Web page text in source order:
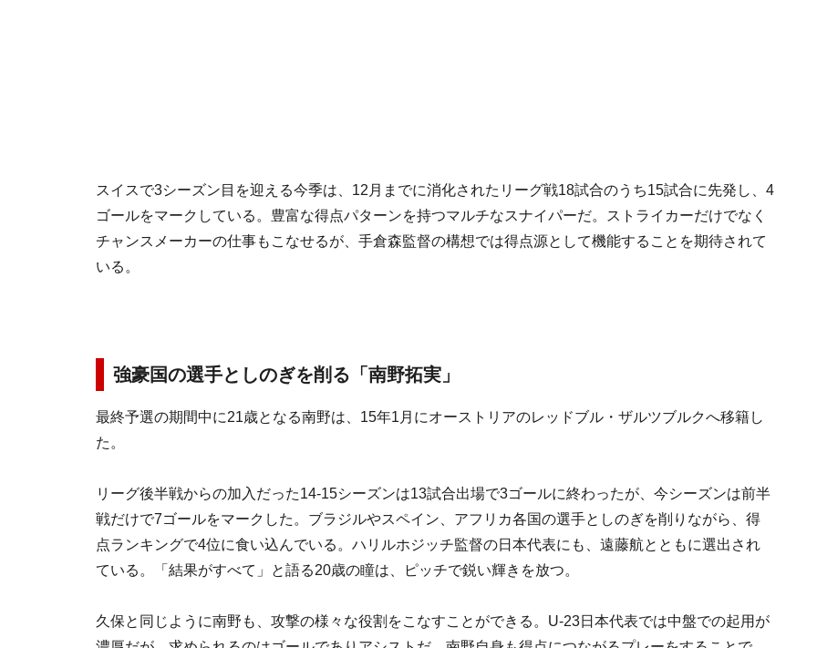
スイスで3シーズン目を迎える今季は、12月までに消化されたリーグ戦18試合のうち15試合に先発し、4
ゴールをマークしている。豊富な得点パターンを持つマルチなスナイパーだ。ストライカーだけでなく
チャンスメーカーの仕事もこなせるが、手倉森監督の構想では得点源として機能することを期待されて
いる。
強豪国の選手としのぎを削る「南野拓実」
最終予選の期間中に21歳となる南野は、15年1月にオーストリアのレッドブル・ザルツブルクへ移籍し
た。
リーグ後半戦からの加入だった14-15シーズンは13試合出場で3ゴールに終わったが、今シーズンは前半
戦だけで7ゴールをマークした。ブラジルやスペイン、アフリカ各国の選手としのぎを削りながら、得
点ランキングで4位に食い込んでいる。ハリルホジッチ監督の日本代表にも、遠藤航とともに選出され
ている。「結果がすべて」と語る20歳の瞳は、ピッチで鋭い輝きを放つ。
久保と同じように南野も、攻撃の様々な役割をこなすことができる。U-23日本代表では中盤での起用が